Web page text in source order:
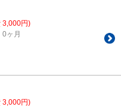
3,000円)
ヶ月
3,000円)